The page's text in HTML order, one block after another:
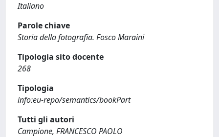
Italiano
Parole chiave
Storia della fotografia. Fosco Maraini
Tipologia sito docente
268
Tipologia
info:eu-repo/semantics/bookPart
Tutti gli autori
Campione, FRANCESCO PAOLO